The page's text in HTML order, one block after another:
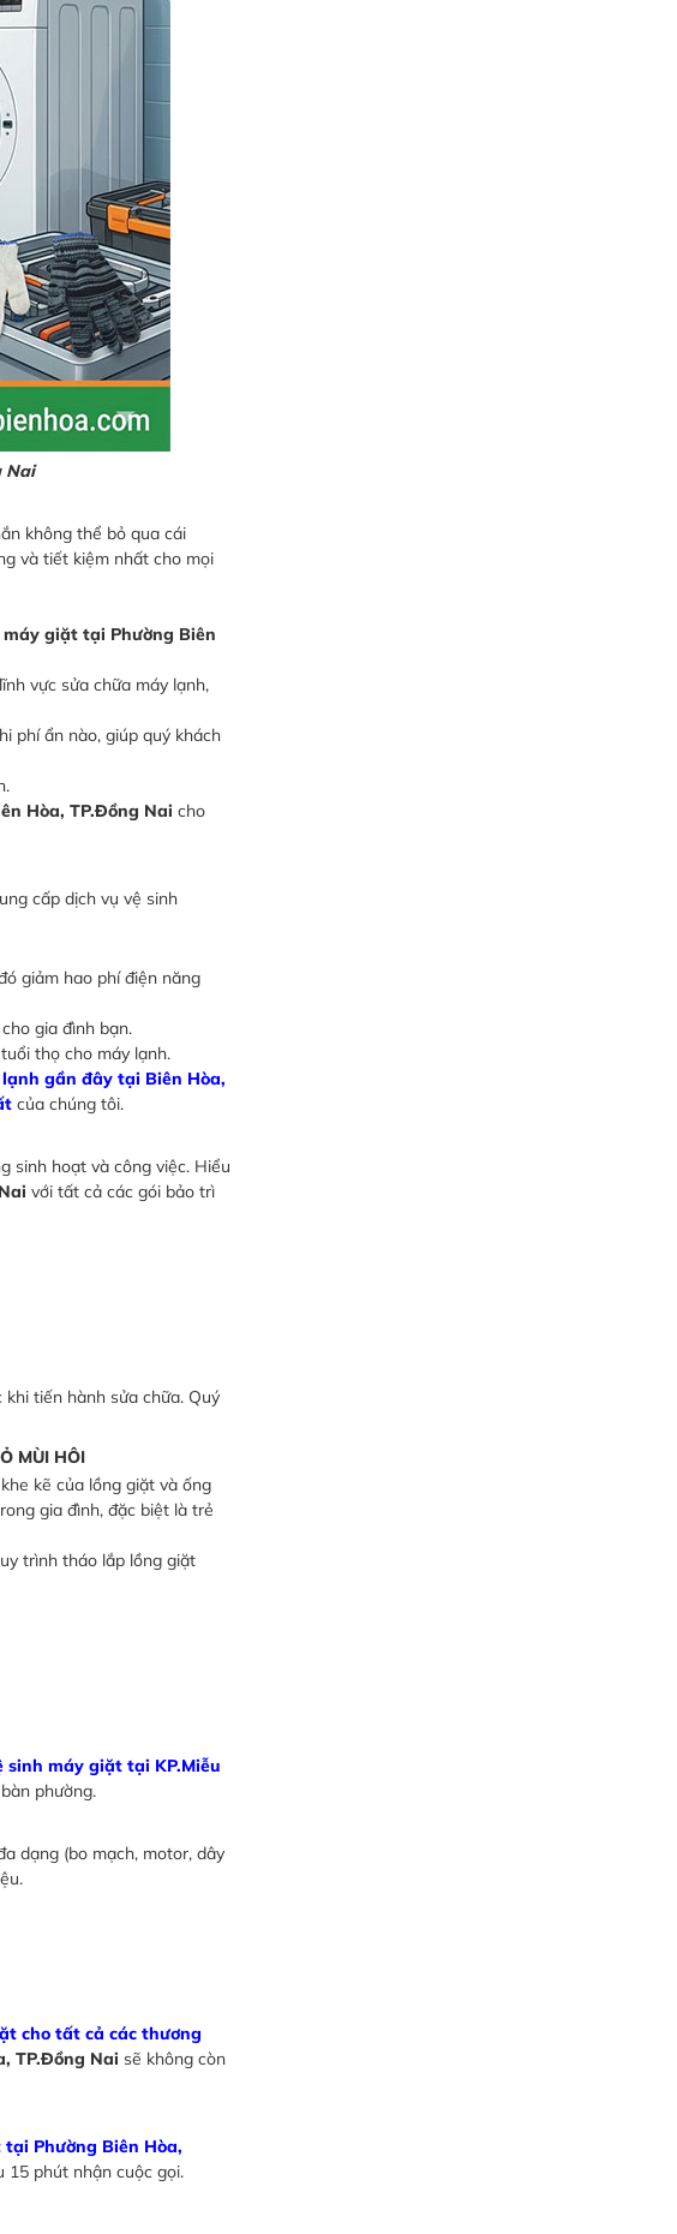
Nai
không thể bỏ qua cái
và tiết kiệm nhất cho mọi
giặt tại Phường Biên
vực sửa chữa máy lạnh,
phí ẩn nào, giúp quý khách
Hòa, TP.Đồng Nai cho
cấp dịch vụ vệ sinh
giảm hao phí điện năng
gia đình bạn.
thọ cho máy lạnh.
gần đây tại Biên Hòa,
của chúng tôi.
sinh hoạt và công việc. Hiểu
với tất cả các gói bảo trì
tiến hành sửa chữa. Quý
MÙI HÔI
kẽ của lồng giặt và ống
gia đình, đặc biệt là trẻ
trình tháo lắp lồng giặt
sinh máy giặt tại KP.Miễu
phường.
dạng (bo mạch, motor, dây
cho tất cả các thương
TP.Đồng Nai sẽ không còn
Phường Biên Hòa,
15 phút nhận cuộc gọi.